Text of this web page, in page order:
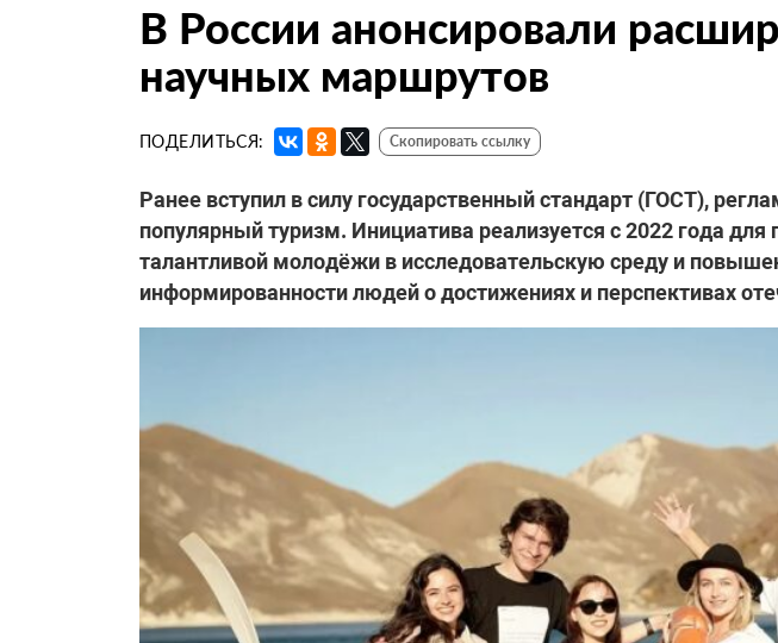
В России анонсировали
научных маршрутов
ПОДЕЛИТЬСЯ: Скопировать ссылку
Ранее вступил в силу государственный стандарт (ГОСТ),
популярный туризм. Инициатива реализуется с 2022 года для
талантливой молодёжи в исследовательскую среду и
информированности людей о достижениях и перспективах